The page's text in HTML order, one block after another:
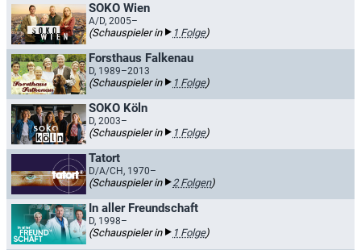
SOKO Wien
A/D, 2005–
(Schauspieler in 1 Folge)
Forsthaus Falkenau
D, 1989–2013
(Schauspieler in 1 Folge)
SOKO Köln
D, 2003–
(Schauspieler in 1 Folge)
Tatort
D/A/CH, 1970–
(Schauspieler in 2 Folgen)
In aller Freundschaft
D, 1998–
(Schauspieler in 1 Folge)